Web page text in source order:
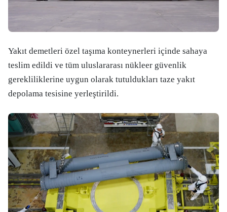
Yakıt demetleri özel taşıma konteynerleri içinde sahaya
teslim edildi ve tüm uluslararası nükleer güvenlik
gerekliliklerine uygun olarak tutuldukları taze yakıt
depolama tesisine yerleştirildi.